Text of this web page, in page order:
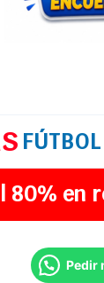
FÚTBOL
en
Pedir